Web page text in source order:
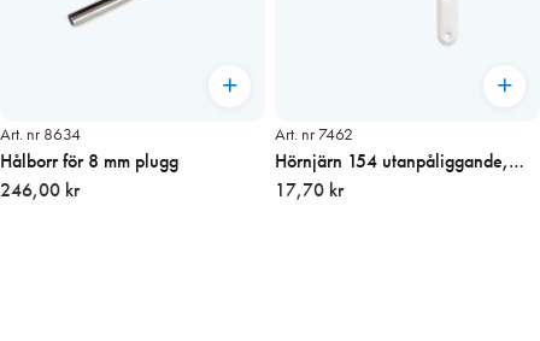
Art. nr 8634
Hålborr för 8 mm plugg
246,00 kr
Art. nr 7462
Hörnjärn 154 utanpåliggande,
vitlackat
17,70 kr